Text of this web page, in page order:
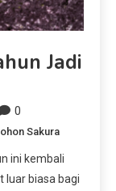
Jadi
0
Sakura
ini kembali
luar biasa bagi